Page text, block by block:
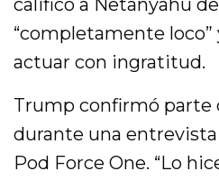
calificó a Netanyahu
“completamente loco”
actuar con ingratitud.
Trump confirmó parte
durante una
Pod Force One. “Lo